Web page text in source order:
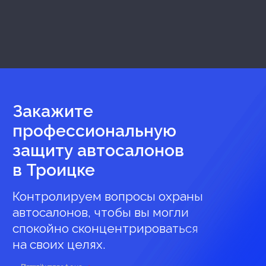
Закажите
профессиональную
защиту автосалонов
в Троицке
Контролируем вопросы охраны
автосалонов, чтобы вы могли
спокойно сконцентрироваться
на своих целях.